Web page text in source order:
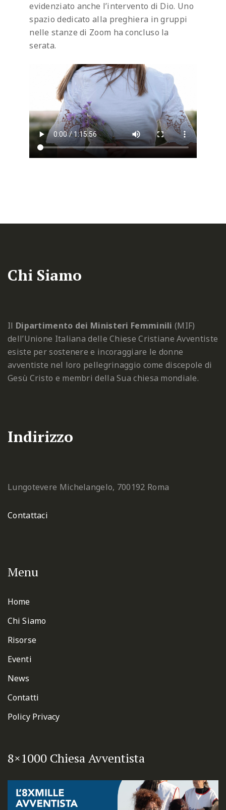
evidenziato anche l’intervento di Dio. Uno
spazio dedicato alla preghiera in gruppi
nelle stanze di Zoom ha concluso la
serata.
Chi Siamo
Il Dipartimento dei Ministeri Femminili (MIF)
dell’Unione Italiana delle Chiese Cristiane Avventiste
esiste per sostenere e incoraggiare le donne
avventiste nel loro pellegrinaggio come discepole di
Gesù Cristo e membri della Sua chiesa mondiale.
Indirizzo
Lungotevere Michelangelo, 700192 Roma
Contattaci
Menu
Home
Chi Siamo
Risorse
Eventi
News
Contatti
Policy Privacy
8×1000 Chiesa Avventista